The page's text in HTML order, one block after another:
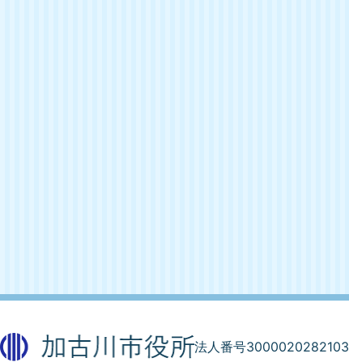
法人番号3000020282103